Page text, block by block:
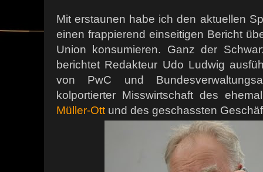
Mit erstaunen habe ich den aktuellen
einen frappierend einseitigen Bericht
Union konsumieren. Ganz der
berichtet Redakteur Udo Ludwig
von PwC und
kolportierter Misswirtschaft des
Müller-Ott und des geschassten